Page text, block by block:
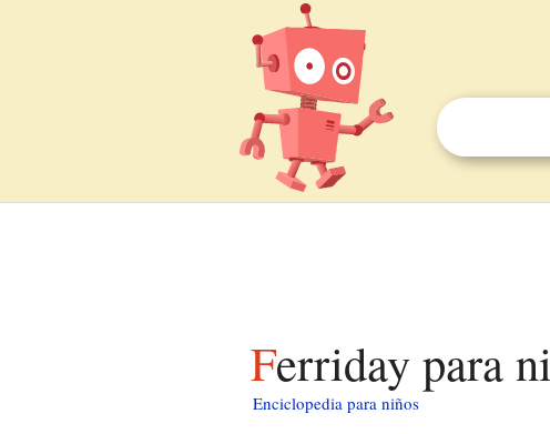
Ferriday para
Enciclopedia para niños